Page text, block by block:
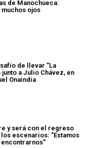
de Manochueca:
ojos
de llevar "La
a Julio Chávez, en
Onaindia
y será con el regreso
los escenarios: "Estamos